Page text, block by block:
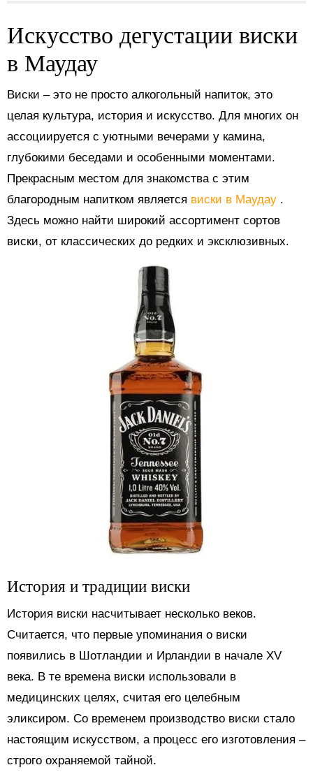
Искусство дегустации виски
в Маудау
Виски – это не просто алкогольный напиток, это
целая культура, история и искусство. Для многих он
ассоциируется с уютными вечерами у камина,
глубокими беседами и особенными моментами.
Прекрасным местом для знакомства с этим
благородным напитком является виски в Маудау .
Здесь можно найти широкий ассортимент сортов
виски, от классических до редких и эксклюзивных.
История и традиции виски
История виски насчитывает несколько веков.
Считается, что первые упоминания о виски
появились в Шотландии и Ирландии в начале XV
века. В те времена виски использовали в
медицинских целях, считая его целебным
эликсиром. Со временем производство виски стало
настоящим искусством, а процесс его изготовления –
строго охраняемой тайной.